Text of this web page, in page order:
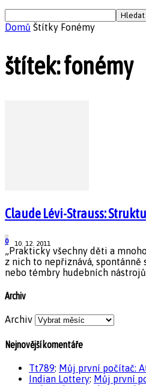
Domů Štítky Fonémy
štítek: fonémy
Claude Lévi-Strauss:
10. 12. 2011
0
„Prakticky všechny děti a
z nich to nepřiznává,
nebo témbry hudebních nástrojů
Archiv
Archiv
Nejnovější komentáře
Tt789: Můj první počítač:
Indian Lottery: Můj první